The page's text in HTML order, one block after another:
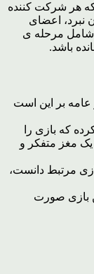
که هر شرکت کننده
نبرد، اعضای
شامل مرحله ی
باشد.
عامه بر این است
بودکین خودش ادعا کرده که بازی را
مغز متفکر و
را به این بازی مرتبط دانست،
بازی صورت